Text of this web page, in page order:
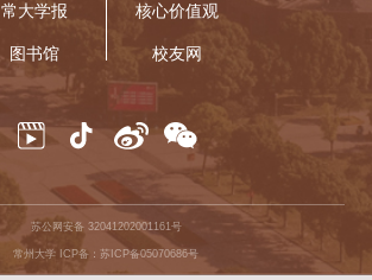
常大学报
图书馆
核心价值观
校友网
苏公网安备 32041202001161号
常州大学 ICP备：苏ICP备05070686号